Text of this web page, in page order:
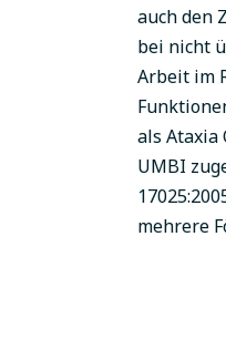
auch den
bei nicht
Arbeit im
als Ataxia
UMBI
mehrere